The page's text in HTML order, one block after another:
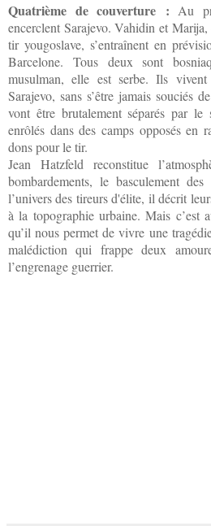
Quatrième de couverture : Au
encerclent Sarajevo. Vahidin et
tir yougoslave, s’entraînent en
Barcelone. Tous deux sont
musulman, elle est serbe. Ils
Sarajevo, sans s’être jamais souciés
vont être brutalement séparés par
enrôlés dans des camps opposés en
dons pour le tir.
Jean Hatzfeld reconstitue
bombardements, le basculement
l’univers des tireurs d'élite, il décrit
à la topographie urbaine. Mais c’est
qu’il nous permet de vivre une
malédiction qui frappe deux
l’engrenage guerrier.